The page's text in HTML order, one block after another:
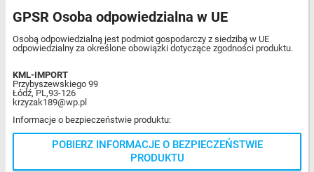
GPSR Osoba odpowiedzialna w UE
Osobą odpowiedzialną jest podmiot gospodarczy z siedzibą w UE
odpowiedzialny za określone obowiązki dotyczące zgodności produktu.
KML-IMPORT
Przybyszewskiego 99
Łódź, PL,93-126
krzyzak189@wp.pl
Informacje o bezpieczeństwie produktu:
POBIERZ INFORMACJE O BEZPIECZEŃSTWIE
PRODUKTU